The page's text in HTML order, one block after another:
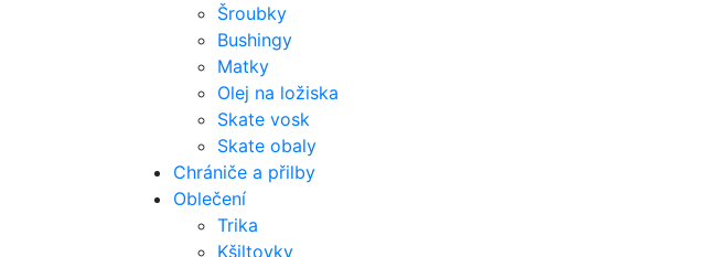
Šroubky
Bushingy
Matky
Olej na ložiska
Skate vosk
Skate obaly
Chrániče a přilby
Oblečení
Trika
Kšiltovky